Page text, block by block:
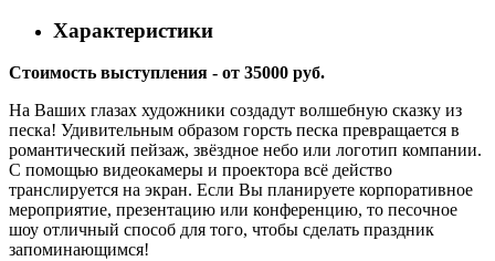
Характеристики
Стоимость выступления - от 35000 руб.
На Ваших глазах художники создадут волшебную сказку из
песка! Удивительным образом горсть песка превращается в
романтический пейзаж, звёздное небо или логотип компании.
С помощью видеокамеры и проектора всё действо
транслируется на экран. Если Вы планируете корпоративное
мероприятие, презентацию или конференцию, то песочное
шоу отличный способ для того, чтобы сделать праздник
запоминающимся!